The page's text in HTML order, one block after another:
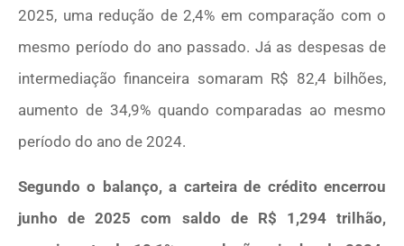
2025, uma redução de 2,4% em comparação com o
mesmo período do ano passado. Já as despesas de
intermediação financeira somaram R$ 82,4 bilhões,
aumento de 34,9% quando comparadas ao mesmo
período do ano de 2024.
Segundo o balanço, a carteira de crédito encerrou
junho de 2025 com saldo de R$ 1,294 trilhão,